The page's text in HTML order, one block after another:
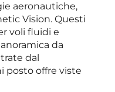
aeronautiche,
Vision. Questi
voli fluidi e
da
dal
posto offre viste